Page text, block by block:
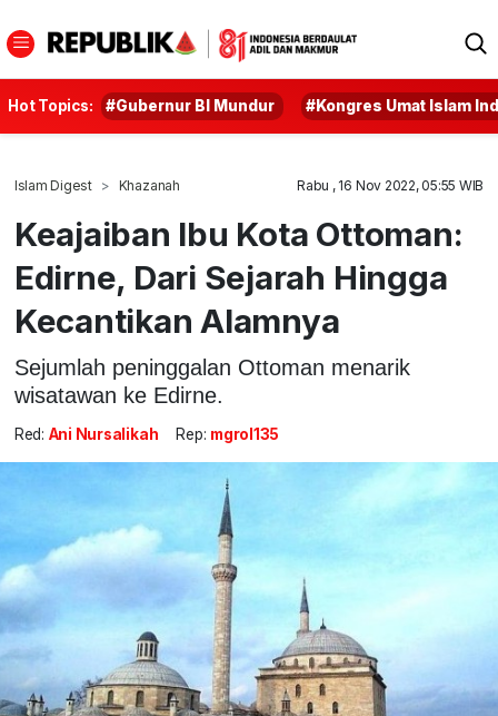
Hot Topics: #Gubernur BI Mundur #Kongres Umat Islam
Islam Digest Khazanah Rabu , 16 Nov 2022, 05:55 WIB
Keajaiban Ibu Kota Ottoman:
Edirne, Dari Sejarah Hingga
Kecantikan Alamnya
Sejumlah peninggalan Ottoman menarik
wisatawan ke Edirne.
Red: Ani Nursalikah Rep: mgrol135